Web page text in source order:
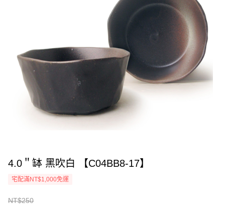
4.0＂缽 黑吹白 【C04BB8-17】
宅配滿NT$1,000免運
NT$250